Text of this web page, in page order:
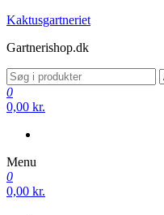
Videre
indhold
Kaktusgartneriet
Gartnerishop.dk
0
0,00 kr.
Menu
0
0,00 kr.